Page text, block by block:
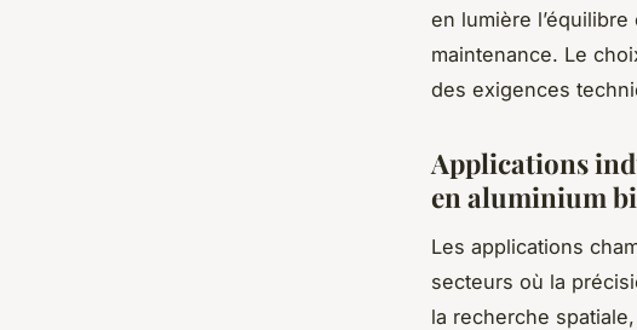
en lumière
maintenance. Le
des exigences
Applications
en aluminium
Les applications
secteurs où la
la recherche